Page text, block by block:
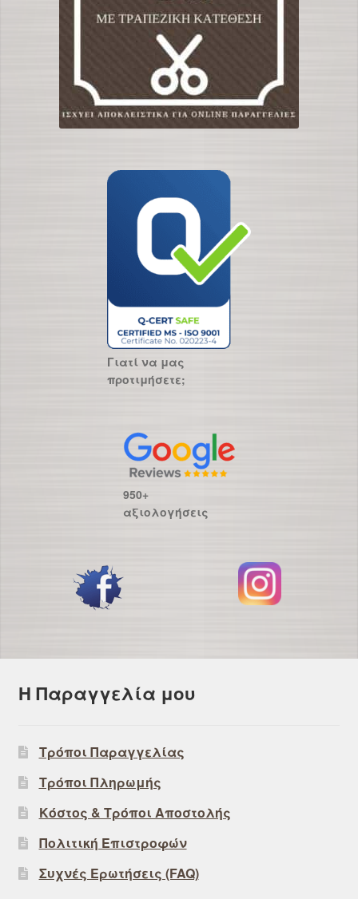
Γιατί να μας
προτιμήσετε;
950+
αξιολογήσεις
Η Παραγγελία μου
Τρόποι Παραγγελίας
Τρόποι Πληρωμής
Κόστος & Τρόποι Αποστολής
Πολιτική Επιστροφών
Συχνές Ερωτήσεις (FAQ)